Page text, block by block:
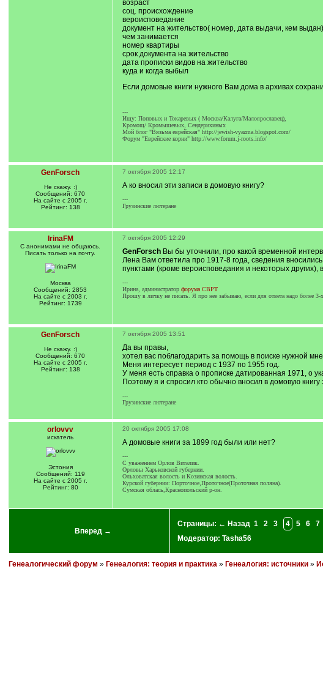
возраст
соц. происхождение
вероисповедание
документ на жительство( номер, дата выдачи, кем выдан)
чем занимается
номер квартиры
срок документа на жительство
дата прописки видов на жительство
куда и когда выбыл
Если домовые книги нужного Вам дома в архивах
---
Ищу: Поповых и Токаревых ( Москва/Калуга/Малоярославец),
Кромощ/ Кромышевых, Сендерихиных
Мой блог "Вязьма еврейская" http://jewish-vyazma.blogspot.com/
Форум "Еврейские корни" http://www.forum.j-roots.info/
GenForsch
Не скажу. :)
Сообщений: 670
На сайте с 2005 г.
Рейтинг: 138
7 октября 2005 12:17
А ко вносил эти записи в домовую книгу?
---
Грузинские лютеране
IrinaFM
С анонимами не общаюсь.
Писать только на почту.
Москва
Сообщений: 2853
На сайте с 2003 г.
Рейтинг: 1739
7 октября 2005 12:29
GenForschВы бы уточнили, про какой временной
Лена Вам ответила про 1917-8 года, сведения
пунктами (кроме вероисповедания и некоторых
---
Ирина, администратор форума СВРТ
Прошу в личку не писать. Я про нее забываю, если для ответа надо более
GenForsch
Не скажу. :)
Сообщений: 670
На сайте с 2005 г.
Рейтинг: 138
7 октября 2005 13:51
Да вы правы,
хотел вас поблагодарить за помощь в поиске нужной
Меня интересует период с 1937 по 1955 год.
У меня есть справка о прописке датированная 1971, о
Поэтому я и спросил кто обычно вносил в домовую книгу
---
Грузинские лютеране
orlovvv
искатель
Эстония
Сообщений: 119
На сайте с 2005 г.
Рейтинг: 80
20 октября 2005 17:08
А домовые книги за 1899 год были или нет?
---
С уважением Орлов Виталик.
Орловы Харьковской губернии.
Ольховатская волость и Козинская волость.
Курской губернии: Порточное,Проточное(Проточная поляна).
Сумская облась,Краснопольский р-он.
Вперед →
Страницы: ← Назад 1 2 3 4 5 6 7
Модератор: Tasha56
Генеалогический форум » Генеалогия: теория и практика» Генеалогия: источники»